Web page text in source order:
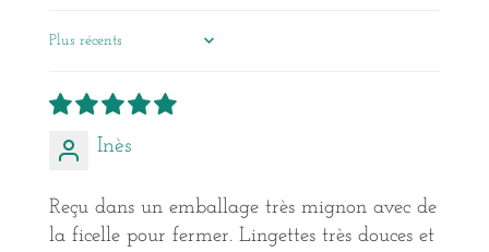
Inès
Reçu dans un emballage très mignon avec de
la ficelle pour fermer. Lingettes très douces et